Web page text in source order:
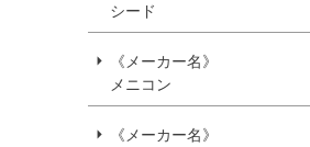
シード
《メーカー名》
メニコン
《メーカー名》